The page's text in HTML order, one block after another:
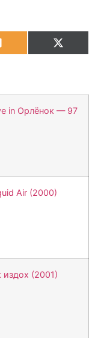
OdnoklassnikiX
in Орлёнок — 97
Air (2000)
(2001)